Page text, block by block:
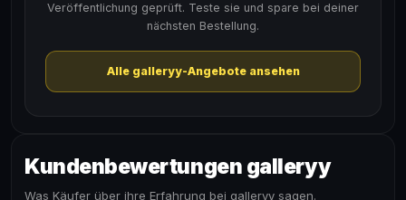
Veröffentlichung geprüft. Teste sie und spare bei deiner
nächsten Bestellung.
Alle galleryy-Angebote ansehen
Kundenbewertungen galleryy
Was Käufer über ihre Erfahrung bei galleryy sagen.